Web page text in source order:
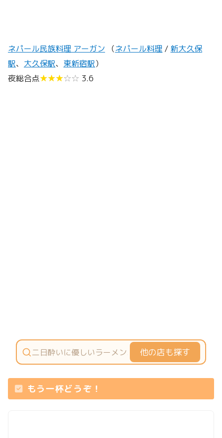
ネパール民族料理 アーガン （ネパール料理 / 新大久保
駅、 大久保駅、 東新宿駅）
夜総合点★★★☆☆ 3.6
他の店も探す
もう一杯どうぞ！